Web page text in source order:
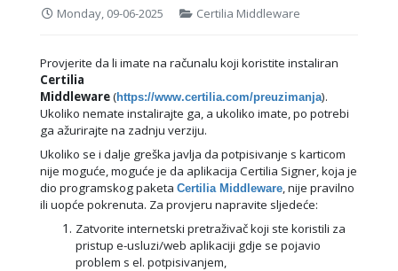
Monday, 09-06-2025 Certilia Middleware
Provjerite da li imate na računalu koji koristite instaliran
Certilia
Middleware(https://www.certilia.com/preuzimanja).
Ukoliko nemate instalirajte ga, a ukoliko imate, po potrebi
ga ažurirajte na zadnju verziju.
Ukoliko se i dalje greška javlja da potpisivanje s karticom
nije moguće, moguće je da aplikacija Certilia Signer, koja je
dio programskog paketa Certilia Middleware , nije pravilno
ili uopće pokrenuta. Za provjeru napravite sljedeće:
Zatvorite internetski pretraživač koji ste koristili za
pristup e-usluzi/web aplikaciji gdje se pojavio
problem s el. potpisivanjem,